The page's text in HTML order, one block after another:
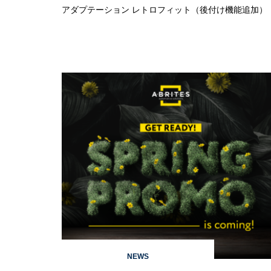
アダプテーション レトロフィット（後付け機能追加）
NEWS